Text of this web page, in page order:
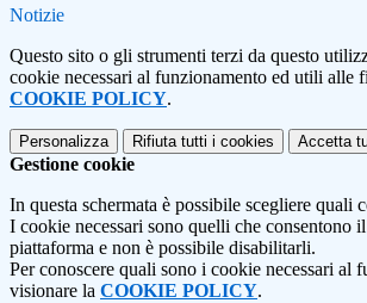
Notizie
Questo sito o gli strumenti terzi da questo
cookie necessari al funzionamento ed utili alle
COOKIE POLICY.
Personalizza Rifiuta tutti i cookies Accetta
Gestione cookie
In questa schermata è possibile scegliere quali
I cookie necessari sono quelli che consentono
piattaforma e non è possibile disabilitarli.
Per conoscere quali sono i cookie necessari al
visionare la COOKIE POLICY.